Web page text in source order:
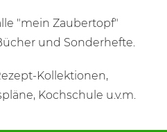
NEUE NOTIZ
"mein Zaubertopf"
und Sonderhefte.
Kollektionen,
Kochschule u.v.m.